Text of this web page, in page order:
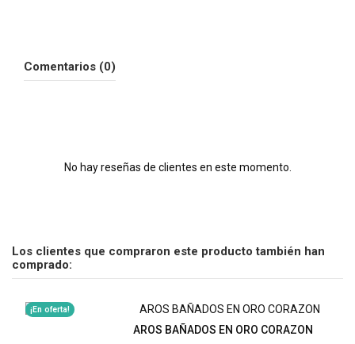
Comentarios (0)
No hay reseñas de clientes en este momento.
Los clientes que compraron este producto también han
comprado:
¡En oferta!
AROS BAÑADOS EN ORO CORAZON